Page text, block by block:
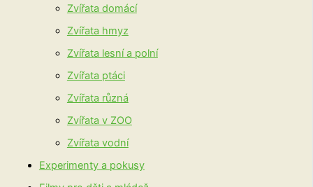
Zvířata domácí
Zvířata hmyz
Zvířata lesní a polní
Zvířata ptáci
Zvířata různá
Zvířata v ZOO
Zvířata vodní
Experimenty a pokusy